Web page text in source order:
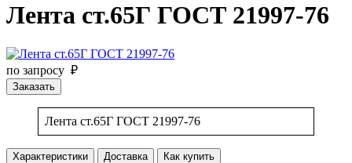
Лента ст.65Г ГОСТ 21997-76
по запросу ₽
Заказать
Лента ст.65Г ГОСТ 21997-76
Характеристики Доставка Как купить